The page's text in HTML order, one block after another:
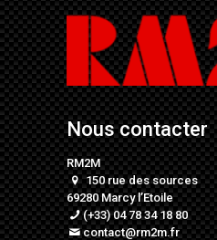
Nous contacter
RM2M
150 rue des sources
69280 Marcy l’Etoile
(+33) 04 78 34 18 80
contact@rm2m.fr